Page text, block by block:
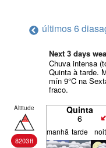
últimos 6 dias
Next 3 days
Chuva intensa
Quinta à tarde.
mín 9°C na
fraco.
Altitude
8203ft
Quinta
6
manhã tarde